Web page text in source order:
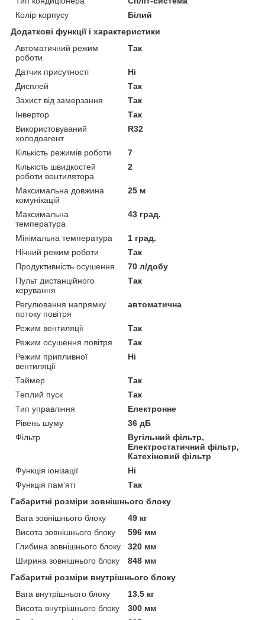
Колір корпусу
Білий
Додаткові функції і характеристики
Автоматичний режим
роботи
Так
Датчик присутності
Ні
Дисплей
Так
Захист від замерзання
Так
Інвертор
Так
Використовуваний
холодоагент
R32
Кількість режимів роботи
7
Кількість швидкостей
роботи вентилятора
2
Максимальна довжина
комунікацій
25 м
Максимальна
температура
43 град.
Мінімальна температура
1 град.
Нічний режим роботи
Так
Продуктивність осушення
70 л/добу
Пульт дистанційного
керування
Так
Регулювання напрямку
потоку повітря
автоматична
Режим вентиляції
Так
Режим осушення повітря
Так
Режим припливної
вентиляції
Ні
Таймер
Так
Теплий пуск
Так
Тип управління
Електронне
Рівень шуму
36 дБ
Фільтр
Вугільний фільтр,
Електростатичний фільтр,
Катехіновий фільтр
Функція іонізації
Ні
Функція пам'яті
Так
Габаритні розміри зовнішнього блоку
Вага зовнішнього блоку
49 кг
Висота зовнішнього блоку
596 мм
Глибина зовнішнього блоку
320 мм
Ширина зовнішнього блоку
848 мм
Габаритні розміри внутрішнього блоку
Вага внутрішнього блоку
13.5 кг
Висота внутрішнього блоку
300 мм